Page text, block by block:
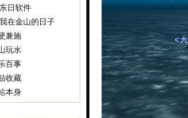
东日软件
我在金山的日子
兼施
玩水
百事
收藏
本身